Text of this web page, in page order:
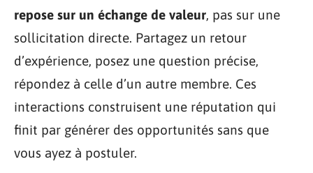
repose sur un échange de valeur, pas sur une
sollicitation directe. Partagez un retour
d’expérience, posez une question précise,
répondez à celle d’un autre membre. Ces
interactions construisent une réputation qui
finit par générer des opportunités sans que
vous ayez à postuler.